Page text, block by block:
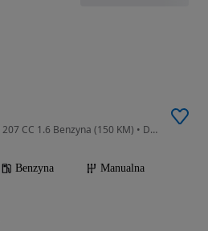
1598 cm3 • 150 KM • Peugeot 207 CC 1.6 Benzyna (150 KM) • Dynamiczne Cabrio ze sztywnym da
Benzyna
Manualna